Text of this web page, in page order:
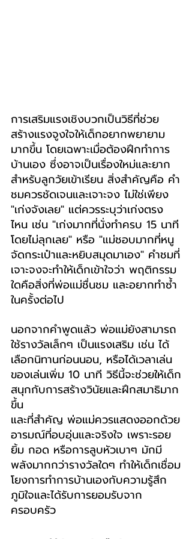
การเสริมแรงเชิงบวกเป็นวิธีที่ช่วย
สร้างแรงจูงใจให้เด็กอยากพยายาม
มากขึ้น โดยเฉพาะเมื่อต้องฝึกทำการ
บ้านเอง ซึ่งอาจเป็นเรื่องใหม่และยาก
สำหรับลูกวัยเข้าเรียน สิ่งสำคัญคือ คำ
ชมควรชัดเจนและเจาะจง ไม่ใช่เพียง
"เก่งจังเลย" แต่ควรระบุว่าเก่งตรง
ไหน เช่น "เก่งมากที่นั่งทำครบ 15 นาที
โดยไม่ลุกเลย" หรือ "แม่ชอบมากที่หนู
จัดกระเป๋าและหยิบสมุดมาเอง" คำชมที่
เจาะจงจะทำให้เด็กเข้าใจว่า พฤติกรรม
ใดคือสิ่งที่พ่อแม่ชื่นชม และอยากทำซ้ำ
ในครั้งต่อไป
นอกจากคำพูดแล้ว พ่อแม่ยังสามารถ
ใช้รางวัลเล็กๆ เป็นแรงเสริม เช่น ได้
เลือกนิทานก่อนนอน, หรือได้เวลาเล่น
ของเล่นเพิ่ม 10 นาที วิธีนี้จะช่วยให้เด็ก
สนุกกับการสร้างวินัยและฝึกสมาธิมาก
ขึ้น
และที่สำคัญ พ่อแม่ควรแสดงออกด้วย
อารมณ์ที่อบอุ่นและจริงใจ เพราะรอย
ยิ้ม กอด หรือการลูบหัวเบาๆ มักมี
พลังมากกว่ารางวัลใดๆ ทำให้เด็กเชื่อม
โยงการทำการบ้านเองกับความรู้สึก
ภูมิใจและได้รับการยอมรับจาก
ครอบครัว